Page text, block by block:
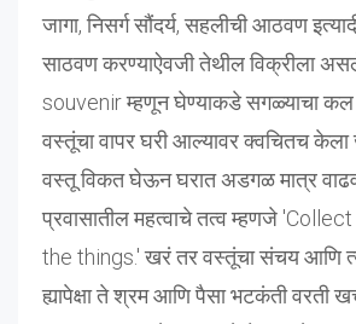
जागा, निसर्ग सौंदर्य, सहलीची आठवण
साठवण करण्याऐवजी तेथील विक्रीला
souvenir म्हणून घेण्याकडे सगळ्याचा कल
वस्तूंचा वापर घरी आल्यावर क्वचितच केला
वस्तू विकत घेऊन घरात अडगळ मात्र
प्रवासातील महत्वाचे तत्व म्हणजे
the things.' खरं तर वस्तूंचा संचय आणि
ह्यापेक्षा ते श्रम आणि पैसा भटकंती वरती